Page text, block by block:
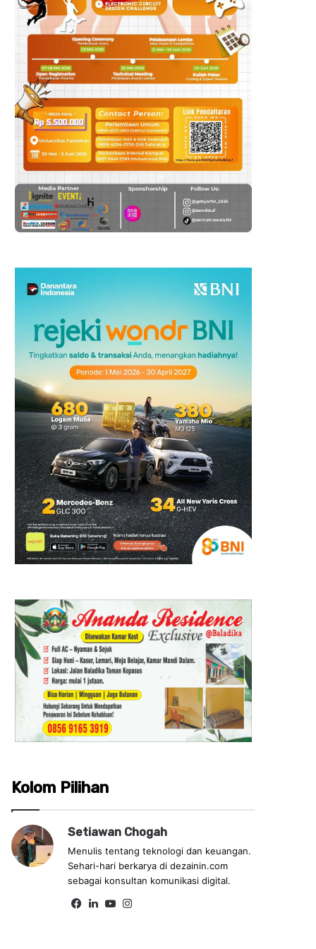
Kolom Pilihan
Setiawan Chogah
Menulis tentang teknologi dan keuangan.
Sehari-hari berkarya di dezainin.com
sebagai konsultan komunikasi digital.
Fa Lin Yo